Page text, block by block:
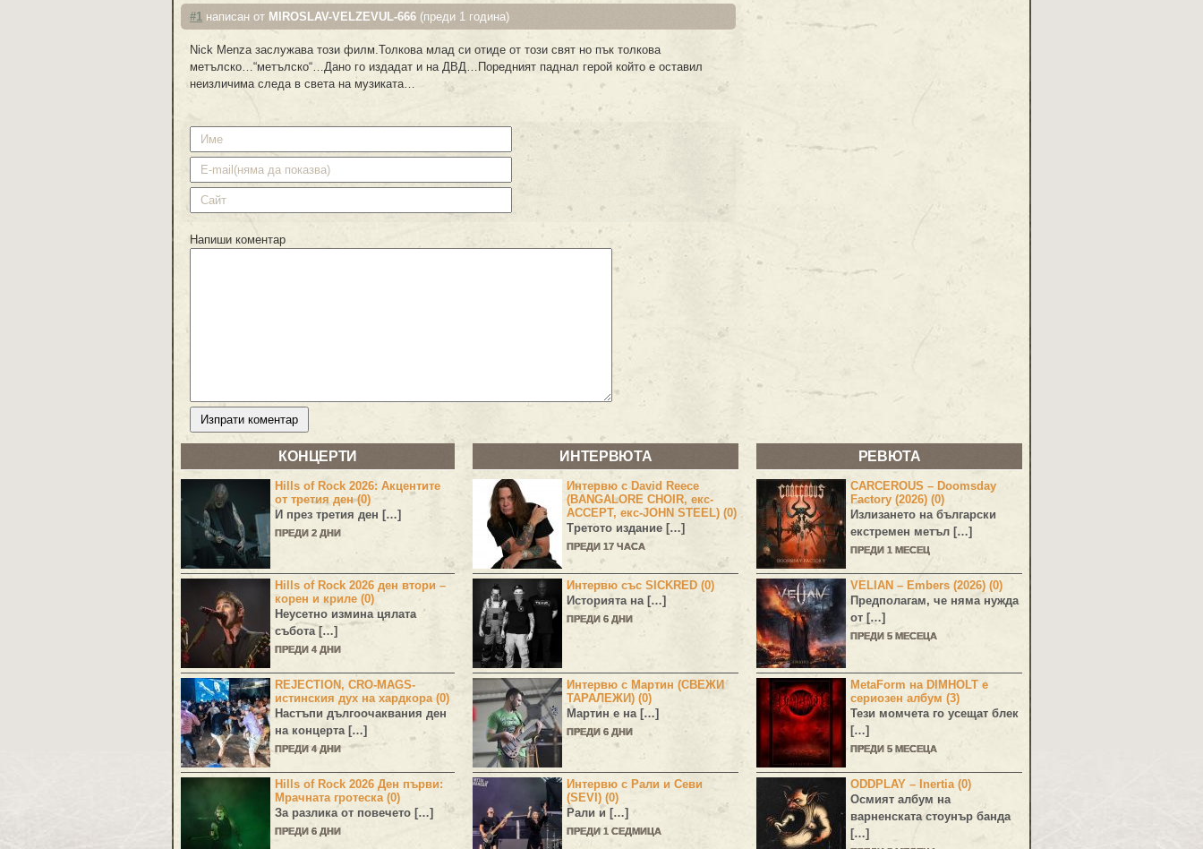
#1 написан от MIROSLAV-VELZEVUL-666 (преди 1 година)
Nick Menza заслужава този филм.Толкова млад си отиде от този свят но пък толкова
метълско…“метълско“…Дано го издадат и на ДВД…Поредният паднал герой който е оставил
неизличима следа в света на музиката…
Напиши коментар
КОНЦЕРТИ
Hills of Rock 2026: Акцентите
от третия ден (0)
И през третия ден […]
ПРЕДИ 2 ДНИ
Hills of Rock 2026 ден втори –
корен и криле (0)
Неусетно измина цялата
събота […]
ПРЕДИ 4 ДНИ
REJECTION, CRO-MAGS-
истинския дух на хардкора (0)
Настъпи дългоочаквания ден
на концерта […]
ПРЕДИ 4 ДНИ
Hills of Rock 2026 Ден първи:
Мрачната гротеска (0)
За разлика от повечето […]
ПРЕДИ 6 ДНИ
ИНТЕРВЮТА
Интервю с David Reece
(BANGALORE CHOIR, екс-
ACCEPT, екс-JOHN STEEL) (0)
Третото издание […]
ПРЕДИ 17 ЧАСА
Интервю със SICKRED (0)
Историята на […]
ПРЕДИ 6 ДНИ
Интервю с Мартин (СВЕЖИ
ТАРАЛЕЖИ) (0)
Мартин е на […]
ПРЕДИ 6 ДНИ
Интервю с Рали и Севи
(SEVI) (0)
Рали и […]
ПРЕДИ 1 СЕДМИЦА
РЕВЮТА
CARCEROUS – Doomsday
Factory (2026) (0)
Излизането на български
екстремен метъл […]
ПРЕДИ 1 МЕСЕЦ
VELIAN – Embers (2026) (0)
Предполагам, че няма нужда
от […]
ПРЕДИ 5 МЕСЕЦА
MetaForm на DIMHOLT е
сериозен албум (3)
Тези момчета го усещат блек
[…]
ПРЕДИ 5 МЕСЕЦА
ODDPLAY – Inertia (0)
Осмият албум на
варненската стоунър банда
[…]